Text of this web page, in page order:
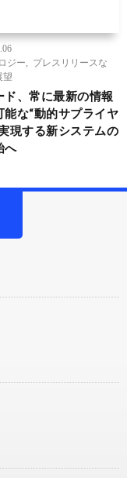
ジー
プレスリリースな
望
ド、常に最新の情報
能な“動的サプライヤ
現する新システムの
へ